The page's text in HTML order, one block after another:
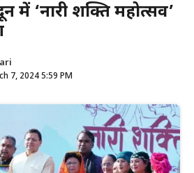
में ‘नारी शक्ति महोत्सव’
7, 2024 5:59 PM